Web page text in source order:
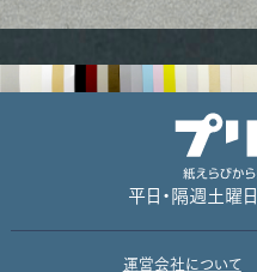
平日・隔週土曜日
運営会社について